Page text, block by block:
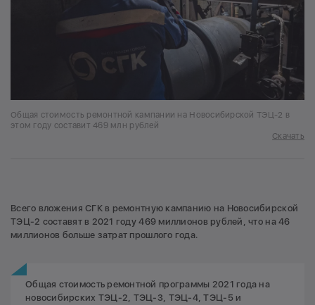
Общая стоимость ремонтной кампании на Новосибирской ТЭЦ-2 в
этом году составит 469 млн рублей
Скачать
Всего вложения СГК в ремонтную кампанию на Новосибирской
ТЭЦ-2 составят в 2021 году 469 миллионов рублей, что на 46
миллионов больше затрат прошлого года.
Общая стоимость ремонтной программы 2021 года на
новосибирских ТЭЦ-2, ТЭЦ-3, ТЭЦ-4, ТЭЦ-5 и